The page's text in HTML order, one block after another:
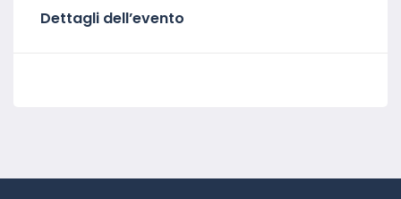
Dettagli dell’evento